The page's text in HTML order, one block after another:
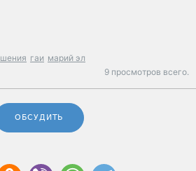
гаи марий эл
9 просмотров всего.
ОБСУДИТЬ